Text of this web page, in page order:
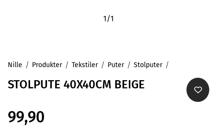
1/1
Nille Produkter Tekstiler Puter Stolputer
STOLPUTE 40X40CM BEIGE
99,90